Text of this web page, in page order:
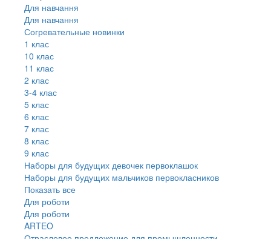
Для навчання
Для навчання
Согревательные новинки
1 клас
10 клас
11 клас
2 клас
3-4 клас
5 клас
6 клас
7 клас
8 клас
9 клас
Наборы для будущих девочек первоклашок
Наборы для будущих мальчиков первокласников
Показать все
Для роботи
Для роботи
ARTEO